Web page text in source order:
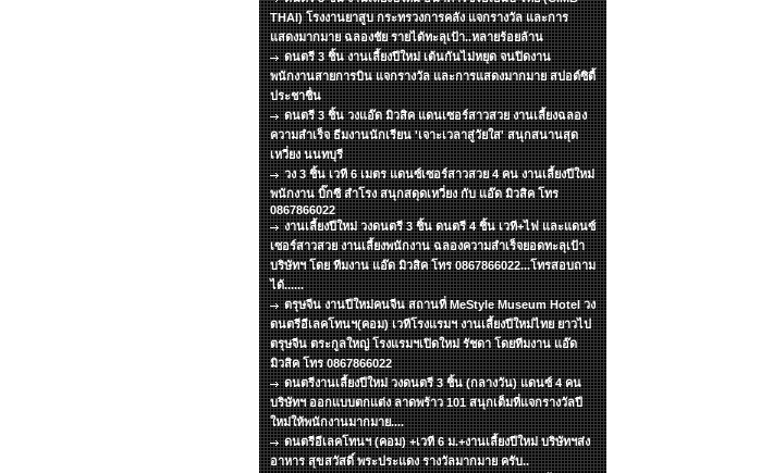
THAI) โรงงานยาสูบ กระทรวงการคลัง แจกรางวัล และการ
แสดงมากมาย ฉลองชัย รายได้ทะลุเป้า..หลายร้อยล้าน
ดนตรี 3 ชิ้น งานเลี้ยงปีใหม่ เต้นกันไม่หยุด จนปิดงาน
พนักงานสายการบิน แจกรางวัล และการแสดงมากมาย สปอต์ซิตื้
ประชาชื่น
ดนตรี 3 ชิ้น วงแอ๊ด มิวสิค แดนเซอร์สาวสวย งานเลี้ยงฉลอง
ความสำเร็จ ธีมงานนักเรียน 'เจาะเวลาสู่วัยใส' สนุกสนานสุด
เหวี่ยง นนทบุรี
วง 3 ชิ้น เวที 6 เมตร แดนซ์เซอร์สาวสวย 4 คน งานเลี้ยงปีใหม่
พนักงาน บิ๊กซี สำโรง สนุกสดุดเหวี่ยง กับ แอ๊ด มิวสิค โทร
0867866022
งานเลี้ยงปีใหม่ วงดนตรี 3 ชิ้น ดนตรี 4 ชิ้น เวที+ไฟ และแดนซ์
เซอร์สาวสวย งานเลี้ยงพนักงาน ฉลองความสำเร็จยอดทะลุเป้า
บริษัทฯ โดย ทีมงาน แอ๊ด มิวสิค โทร 0867866022...โทรสอบถาม
ได้......
ตรุษจีน งานปีใหม่คนจีน สถานที่ MeStyle Museum Hotel วง
ดนตรีอีเลคโทนฯ(คอม) เวทีโรงแรมฯ งานเลี้ยงปีใหม่ไทย ยาวไป
ตรุษจีน ตระกูลใหญ่ โรงแรมฯเปิดใหม่ รัชดา โดยทีมงาน แอ๊ด
มิวสิค โทร 0867866022
ดนตรีงานเลี้ยงปีใหม่ วงดนตรี 3 ชิ้น (กลางวัน) แดนซ์ 4 คน
บริษัทฯ ออกแบบตกแต่ง ลาดพร้าว 101 สนุกเต็มที่แจกรางวัลปี
ใหม่ให้พนักงานมากมาย....
ดนตรีอีเลคโทนฯ (คอม) +เวที 6 ม.+งานเลี้ยงปีใหม่ บริษัทฯส่ง
อาหาร สุขสวัสดิ์ พระประแดง รางวัลมากมาย ครับ..